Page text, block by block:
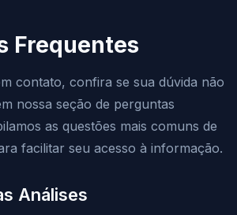
Frequentes
contato, confira se sua dúvida não
nossa seção de perguntas
as questões mais comuns de
facilitar seu acesso à informação.
Análises